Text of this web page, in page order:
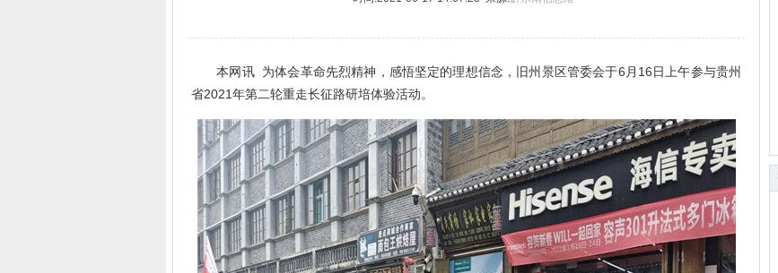
本网讯 为体会革命先烈精神，感悟坚定的理想信念，旧州景区管委会于6月16日上午参与贵州
省2021年第二轮重走长征路研培体验活动。